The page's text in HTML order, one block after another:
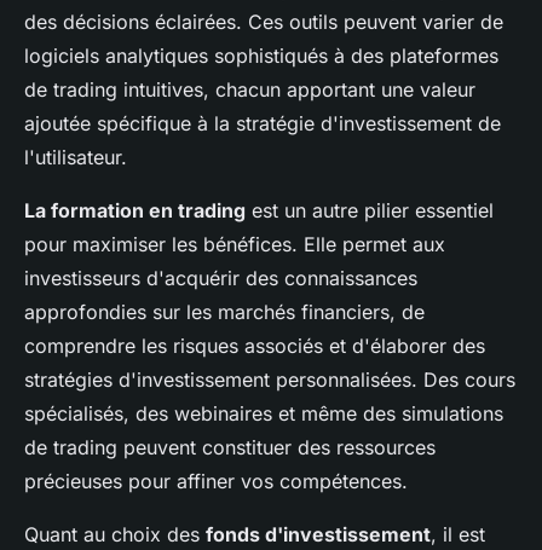
des décisions éclairées. Ces outils peuvent varier de
logiciels analytiques sophistiqués à des plateformes
de trading intuitives, chacun apportant une valeur
ajoutée spécifique à la stratégie d'investissement de
l'utilisateur.
La formation en trading est un autre pilier essentiel
pour maximiser les bénéfices. Elle permet aux
investisseurs d'acquérir des connaissances
approfondies sur les marchés financiers, de
comprendre les risques associés et d'élaborer des
stratégies d'investissement personnalisées. Des cours
spécialisés, des webinaires et même des simulations
de trading peuvent constituer des ressources
précieuses pour affiner vos compétences.
Quant au choix des fonds d'investissement, il est